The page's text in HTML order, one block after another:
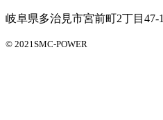
岐阜県多治見市宮前町2丁目47-1
© 2021SMC-POWER